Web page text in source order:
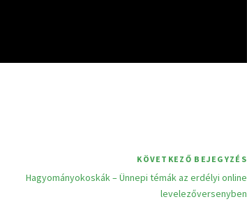
KÖVETKEZŐ BEJEGYZÉS
Hagyományokoskák – Ünnepi témák az erdélyi online
levelezőversenyben